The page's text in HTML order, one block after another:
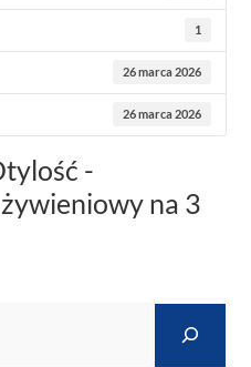
1
26 marca 2026
26 marca 2026
-
na 3